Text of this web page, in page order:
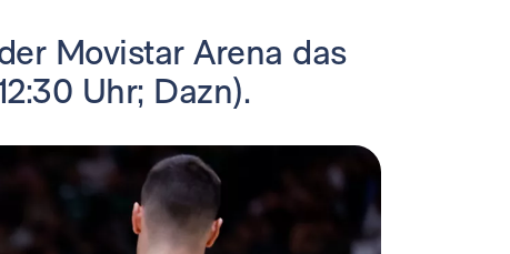
Movistar Arena das
Uhr; Dazn).